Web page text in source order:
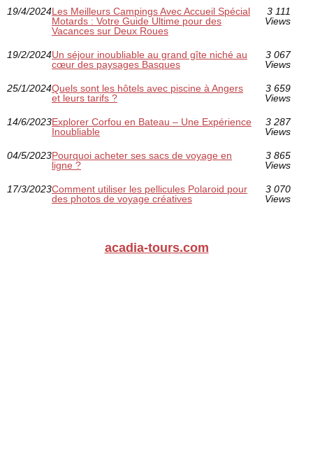
19/4/2024Les Meilleurs Campings Avec Accueil Spécial
Motards : Votre Guide Ultime pour des
Vacances sur Deux Roues
3 111
Views
19/2/2024Un séjour inoubliable au grand gîte niché au
cœur des paysages Basques
3 067
Views
25/1/2024Quels sont les hôtels avec piscine à Angers
et leurs tarifs ?
3 659
Views
14/6/2023Explorer Corfou en Bateau – Une Expérience
Inoubliable
3 287
Views
04/5/2023Pourquoi acheter ses sacs de voyage en
ligne ?
3 865
Views
17/3/2023Comment utiliser les pellicules Polaroid pour
des photos de voyage créatives
3 070
Views
acadia-tours.com